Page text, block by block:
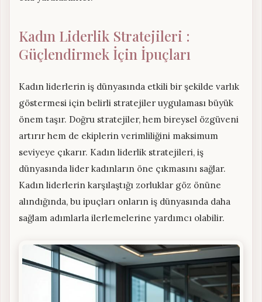
Kadın Liderlik Stratejileri :
Güçlendirmek İçin İpuçları
Kadın liderlerin iş dünyasında etkili bir şekilde varlık
göstermesi için belirli stratejiler uygulaması büyük
önem taşır. Doğru stratejiler, hem bireysel özgüveni
artırır hem de ekiplerin verimliliğini maksimum
seviyeye çıkarır. Kadın liderlik stratejileri, iş
dünyasında lider kadınların öne çıkmasını sağlar.
Kadın liderlerin karşılaştığı zorluklar göz önüne
alındığında, bu ipuçları onların iş dünyasında daha
sağlam adımlarla ilerlemelerine yardımcı olabilir.